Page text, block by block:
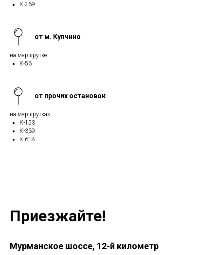
К-269
от м. Купчино
на маршрутке
К-56
от прочих остановок
на маршрутках
К-153
К-339
К-618
Приезжайте!
Мурманское шоссе, 12-й километр